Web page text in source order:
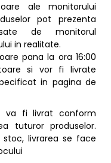
ale monitorului
pot prezenta
de monitorul
in realitate.
pana la ora 16:00
si vor fi livrate
in pagina de
va fi livrat conform
tuturor produselor.
livrarea se face